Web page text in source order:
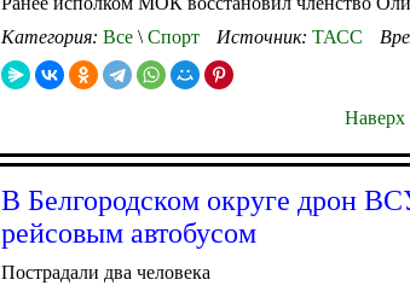
Категория: Все \ Спорт Источник: ТАСС
Наверх
В Белгородском округе дрон
рейсовым автобусом
Пострадали два человека